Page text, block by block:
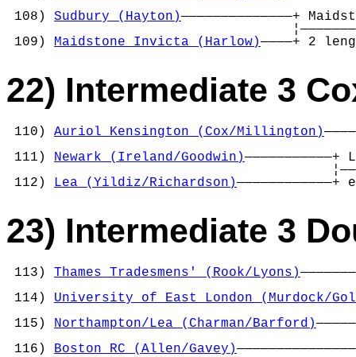
108) Sudbury (Hayton)
109) Maidstone Invicta (Harlow)
22) Intermediate 3
110) Auriol Kensington (Cox/Millington)
111) Newark (Ireland/Goodwin)
112) Lea (Yildiz/Richardson)
23) Intermediate 3
113) Thames Tradesmens' (Rook/Lyons)
114) University of East London (Murdock/
115) Northampton/Lea (Charman/Barford)
116) Boston RC (Allen/Gavey)